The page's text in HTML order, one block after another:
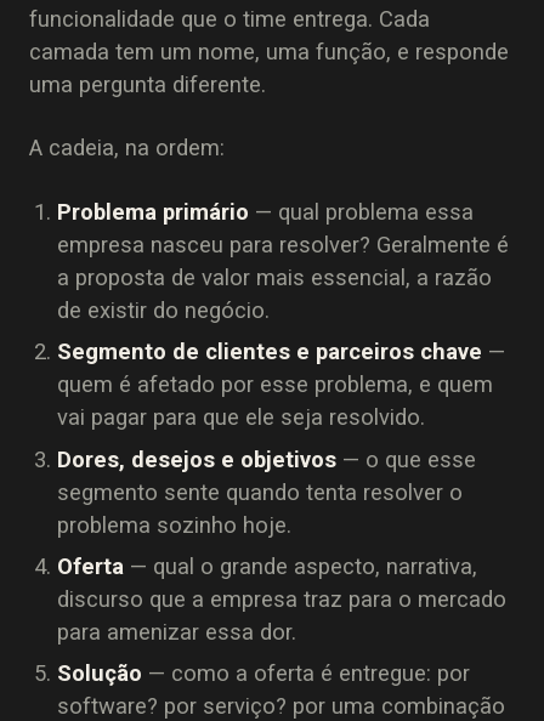
funcionalidade que o time entrega. Cada
camada tem um nome, uma função, e responde
uma pergunta diferente.
A cadeia, na ordem:
Problema primário — qual problema essa
empresa nasceu para resolver? Geralmente é
a proposta de valor mais essencial, a razão
de existir do negócio.
Segmento de clientes e parceiros chave —
quem é afetado por esse problema, e quem
vai pagar para que ele seja resolvido.
Dores, desejos e objetivos — o que esse
segmento sente quando tenta resolver o
problema sozinho hoje.
Oferta — qual o grande aspecto, narrativa,
discurso que a empresa traz para o mercado
para amenizar essa dor.
Solução — como a oferta é entregue: por
software? por serviço? por uma combinação